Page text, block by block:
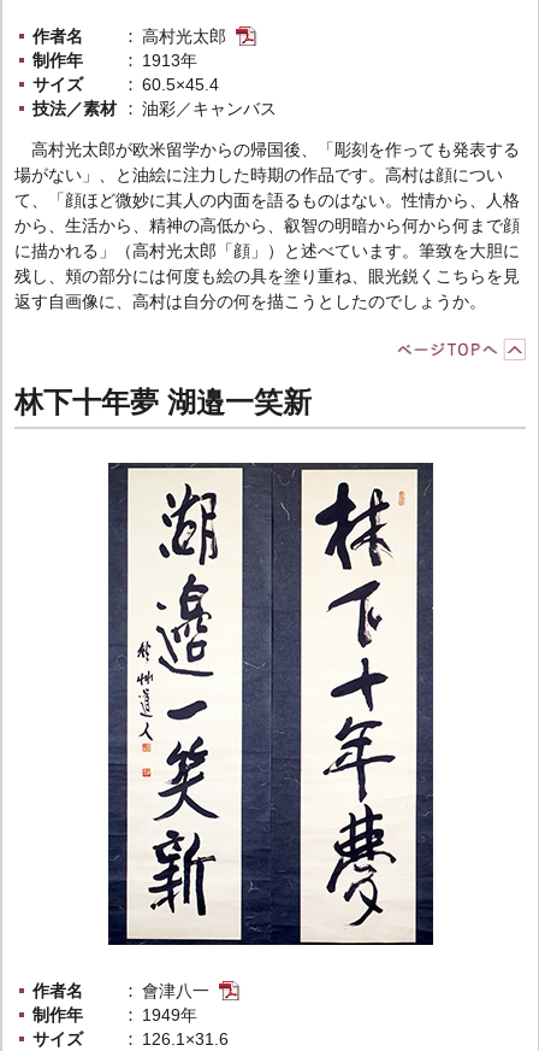
作者名
高村光太郎
制作年
1913年
サイズ
60.5×45.4
技法／素材
油彩／キャンバス
高村光太郎が欧米留学からの帰国後、「彫刻を作っても発表する
場がない」、と油絵に注力した時期の作品です。高村は顔につい
て、「顔ほど微妙に其人の内面を語るものはない。性情から、人格
から、生活から、精神の高低から、叡智の明暗から何から何まで顔
に描かれる」（高村光太郎「顔」）と述べています。筆致を大胆に
残し、頬の部分には何度も絵の具を塗り重ね、眼光鋭くこちらを見
返す自画像に、高村は自分の何を描こうとしたのでしょうか。
林下十年夢 湖邉一笑新
作者名
會津八一
制作年
1949年
サイズ
126.1×31.6